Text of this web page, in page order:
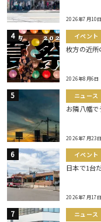
2026年7月10日
イベント
枚方の近所
2026年8月6日
ニュース
お隣八幡で
2026年7月23日
イベント
日本で1台
2026年7月17日
ニュース